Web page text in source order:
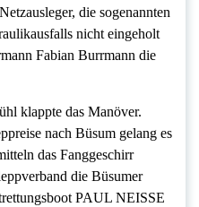
die sogenannten
nicht eingeholt
Fabian Burrmann die
klappte das Manöver.
nach Büsum gelang es
das Fanggeschirr
die Büsumer
PAUL NEISSE